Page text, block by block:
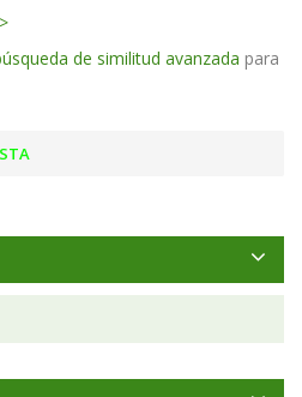
de similitud avanzada para